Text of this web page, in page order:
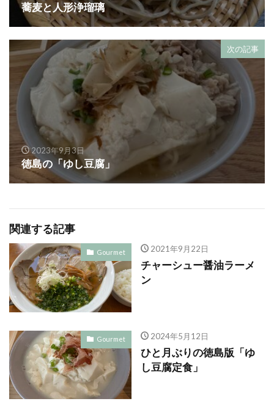
蕎麦と人形浄瑠璃
次の記事
2023年9月3日
徳島の「ゆし豆腐」
関連する記事
Gourmet 2021年9月22日
チャーシュー醤油ラーメ
ン
Gourmet 2024年5月12日
ひと月ぶりの徳島版「ゆ
し豆腐定食」